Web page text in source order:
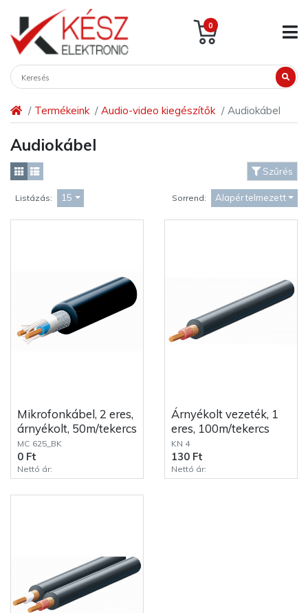
0
Termékeink Audio-video kiegészítők Audiokábel
Audiokábel
Szűrés
Listázás: 15 Sorrend: Alapértelmezett
Mikrofonkábel, 2 eres,
árnyékolt, 50m/tekercs
MC 625_BK
0 Ft
Nettó ár:
Árnyékolt vezeték, 1
eres, 100m/tekercs
KN 4
130 Ft
Nettó ár: